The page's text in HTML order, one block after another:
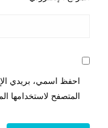
احفظ اسمي، بريدي
المتصفح لاستخدامها